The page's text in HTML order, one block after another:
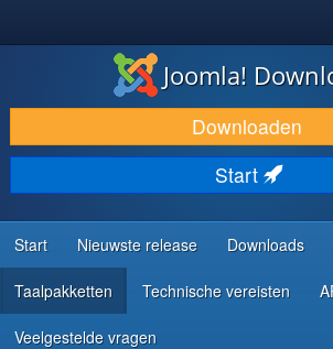
DOWNLOAD & BREID UIT
ONTDEK & LEER
COMMUNITY & ONDERSTEUNING
ONTWIKKELAARSBRONNEN
Joomla!
Downloaden
Start
Start Nieuwste release Downloads
Taalpakketten Technische vereisten
Veelgestelde vragen